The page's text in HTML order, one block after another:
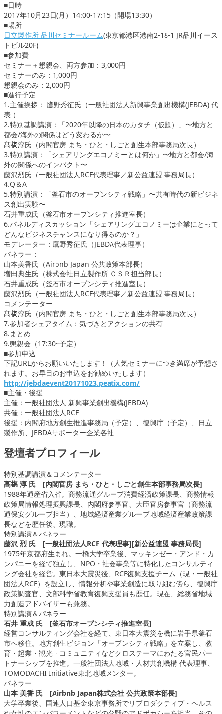
■日時
2017年10月23日(月）14:00-17:15（開場13:30）
■場所
日立製作所 品川セミナールーム(東京都港区港南2-18-1 JR品川イース
トビル20F)
■参加費
セミナー＋懇親会、両方参加：3,000円
セミナーのみ：1,000円
懇親会のみ：2,000円
■進行予定
1.主催挨拶： 鷹野秀征氏（一般社団法人新興事業創出機構(JEBDA) 代
表 ）
2.特別基調講演：「2020年以降の日本のカタチ（仮題）」〜地方と
都会/海外の関係はどう変わるか〜
髙𣘺淳氏（内閣官房 まち・ひと・しごと創生本部事務局次長）
3.特別講演：「シェアリングエコノミーとは何か」〜地方と都会/海
外の関係へのインパクト〜
藤沢烈氏（一般社団法人RCF代表理事／新公益連盟 事務局長）
4.Q＆A
5.特別講演：「釜石市のオープンシティ戦略」〜共有時代の新ビジネ
ス創出実験〜
石井重成氏（釜石市オープンシティ推進室長）
6.パネルディスカッション「シェアリングエコノミーは企業にとって
どんなビジネスチャンスになり得るのか？」
モデレーター：鷹野秀征氏（JEBDA代表理事）
パネラー：
山本美香氏（Airbnb Japan 公共政策​本​部長）
増田典生氏（株式会社日立製作所 ＣＳＲ担当部長）
石井重成氏（釜石市オープンシティ推進室長）
藤沢烈氏（一般社団法人RCF代表理事／新公益連盟 事務局長）
コメンテーター：
髙𣘺淳氏（内閣官房 まち・ひと・しごと創生本部事務局次長）
7.参加者シェアタイム：気づきとアクションの共有
8.まとめ
9.懇親会（17:30~予定）
■参加申込
下記URLからお願いいたします！（人気セミナーにつき満席が予想さ
れます。お早目のお申込をお勧めいたします）
http://jebdaevent20171023.peatix.com/
■主催・後援
主催：一般社団法人 新興事業創出機構(JEBDA)
共催：一般社団法人RCF
後援：内閣府地方創生推進事務局（予定）、復興庁（予定）、日立
製作所、JEBDAサポーター企業各社
登壇者プロフィール
特別基調講演＆コメンテーター
髙𣘺 淳 氏 [内閣官房 まち・ひと・しごと創生本部事務局次長]
1988年通産省入省。商務流通グループ消費経済政策課長、商務情報
政策局情報処理振興課長、内閣府参事官、大臣官房参事官（商務流
通保安グループ担当）、地域経済産業グループ地域経済産業政策課
長などを歴任後、現職。
特別講演＆パネラー
藤沢 烈 氏 [一般社団法人RCF 代表理事][新公益連盟 事務局長]
1975年京都府生まれ。一橋大学卒業後、マッキンゼー・アンド・カ
ンパニーを経て独立し、NPO・社会事業等に特化したコンサルティ
ング会社を経営。東日本大震災後、RCF復興支援チーム（現・一般社
団法人RCF）を設立し、情報分析や事業創造に取り組む傍ら、復興庁
政策調査官、文部科学省教育復興支援員も歴任。現在、総務省地域
力創造アドバイザーも兼務。
特別講演＆パネラー
石井 重成 氏 [釜石市オープンシティ推進室長]
経営コンサルティング会社を経て、東日本大震災を機に岩手県釜石
市へ移住。地方創生ビジョン「オープンシティ戦略」を立案し、教
育・起業・観光・コミュニティなどクロステーマにわたる官民パー
トナーシップを推進。一般社団法人地域・人材共創機構 代表理事、
TOMODACHI Initiative東北地域メンター。
パネラー
山本 美香 氏 [Airbnb Japan株式会社 公共政策​本​部長]
大学卒業後、国連人口基金東京事務所でリプロダクティブ・ヘルス